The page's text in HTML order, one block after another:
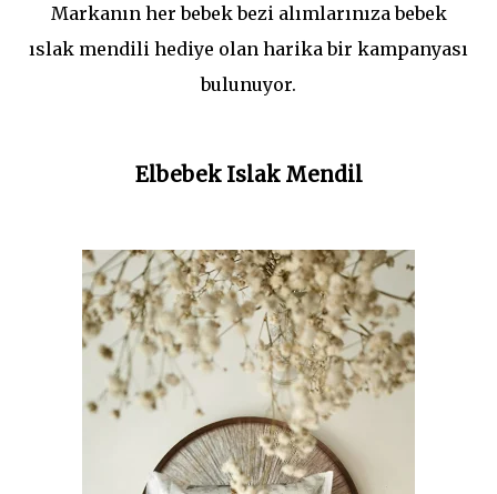
Markanın her bebek bezi alımlarınıza bebek
ıslak mendili hediye olan harika bir kampanyası
bulunuyor.
Elbebek Islak Mendil